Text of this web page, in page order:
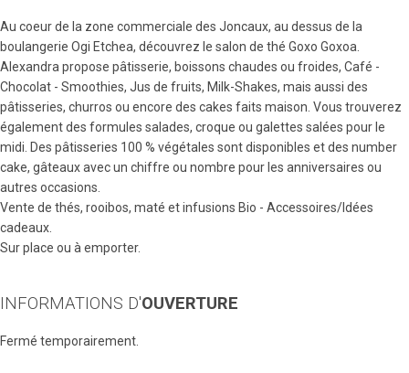
Au coeur de la zone commerciale des Joncaux, au dessus de la
boulangerie Ogi Etchea, découvrez le salon de thé Goxo Goxoa.
Alexandra propose pâtisserie, boissons chaudes ou froides, Café -
Chocolat - Smoothies, Jus de fruits, Milk-Shakes, mais aussi des
pâtisseries, churros ou encore des cakes faits maison. Vous trouverez
également des formules salades, croque ou galettes salées pour le
midi. Des pâtisseries 100 % végétales sont disponibles et des number
cake, gâteaux avec un chiffre ou nombre pour les anniversaires ou
autres occasions.
Vente de thés, rooibos, maté et infusions Bio - Accessoires/Idées
cadeaux.
Sur place ou à emporter.
INFORMATIONS D'OUVERTURE
Fermé temporairement.